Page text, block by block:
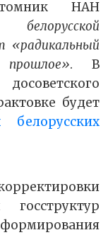
НАН
«радикальный
. В
будет
белорусских